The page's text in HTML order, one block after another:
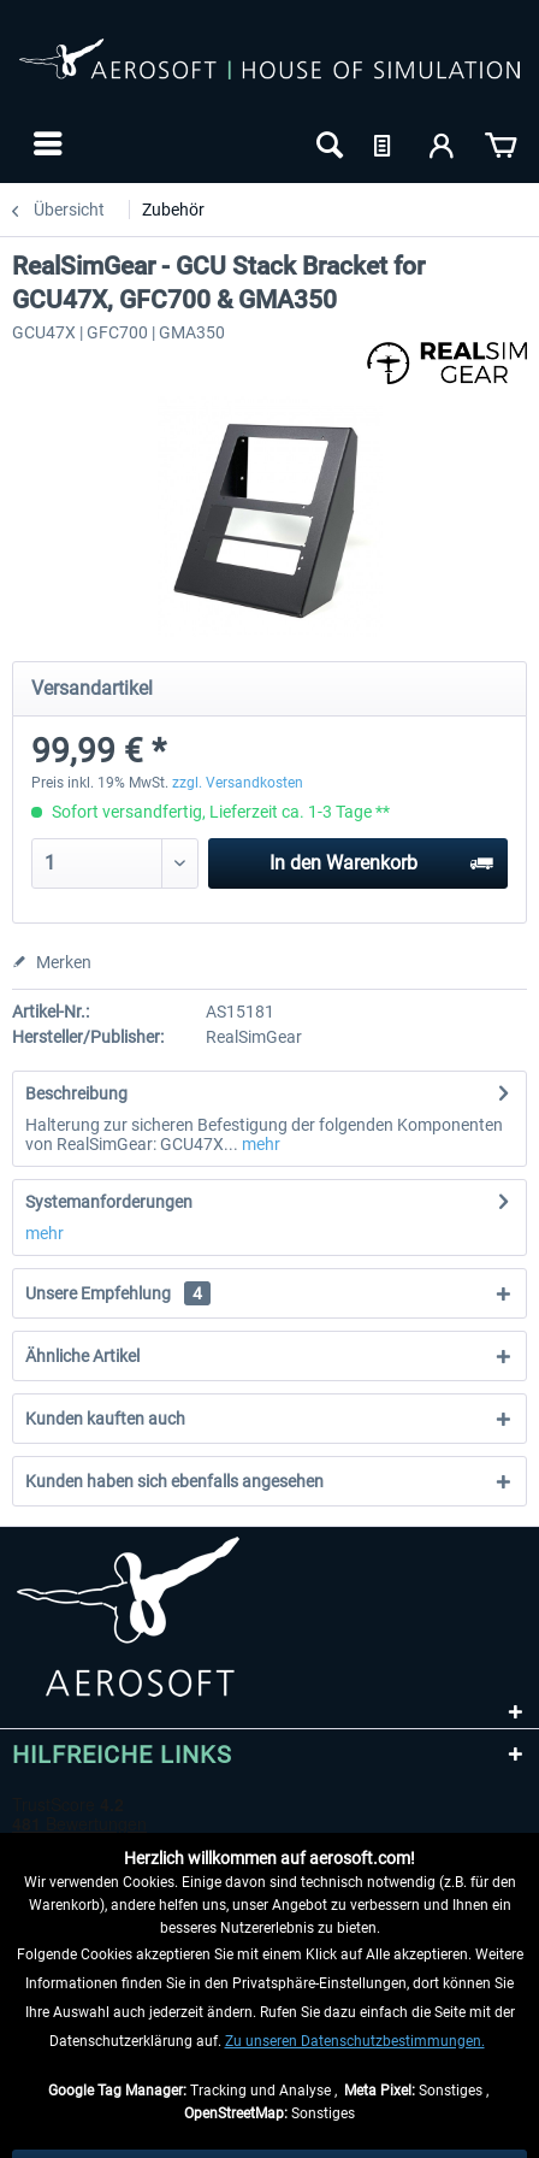
Übersicht Zubehör
-27
RealSimGear - GCU Stack Bracket for
GCU47X, GFC700 & GMA350
GCU47X | GFC700 | GMA350
Versandartikel
99,99 € *
Preis inkl. 19% MwSt. zzgl. Versandkosten
Sofort versandfertig, Lieferzeit ca. 1-3 Tage **
In den Warenkorb
Merken
Artikel-Nr.:
AS15181
Hersteller/Publisher:
RealSimGear
Beschreibung
Halterung zur sicheren Befestigung der folgenden Komponenten
von RealSimGear: GCU47X... mehr
Systemanforderungen
mehr
Unsere Empfehlung 4
Ähnliche Artikel
Kunden kauften auch
Kunden haben sich ebenfalls angesehen
HILFREICHE LINKS
VERTRAG WIDERRUFEN
INFORMATIONEN
Herzlich willkommen auf aerosoft.com!
Wir verwenden Cookies. Einige davon sind technisch notwendig (z.B. für den
Warenkorb), andere helfen uns, unser Angebot zu verbessern und Ihnen ein
besseres Nutzererlebnis zu bieten.
Folgende Cookies akzeptieren Sie mit einem Klick auf Alle akzeptieren. Weitere
Informationen finden Sie in den Privatsphäre-Einstellungen, dort können Sie
Ihre Auswahl auch jederzeit ändern. Rufen Sie dazu einfach die Seite mit der
Datenschutzerklärung auf. Zu unseren Datenschutzbestimmungen.
Google Tag Manager:Tracking und Analyse , Meta Pixel:Sonstiges ,
OpenStreetMap: Sonstiges